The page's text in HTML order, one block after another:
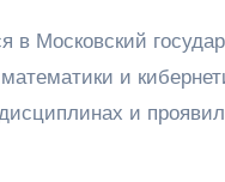
Московский
и
и